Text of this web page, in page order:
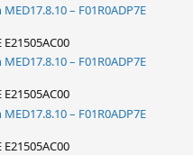
– F01R0ADP7E
E21505AC00
– F01R0ADP7E
E21505AC00
– F01R0ADP7E
E21505AC00